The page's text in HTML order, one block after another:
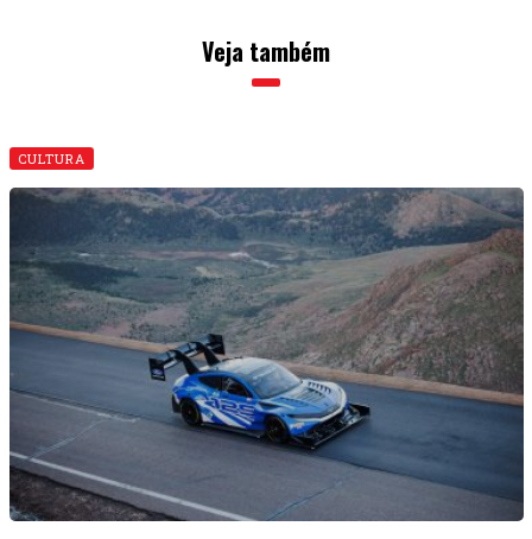
Veja também
CULTURA